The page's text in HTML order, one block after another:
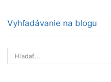
Vyhľadávanie na blogu